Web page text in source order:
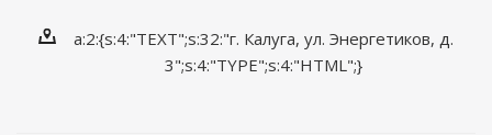
a:2:{s:4:"TEXT";s:32:"г. Калуга, ул. Энергетиков, д.
3";s:4:"TYPE";s:4:"HTML";}